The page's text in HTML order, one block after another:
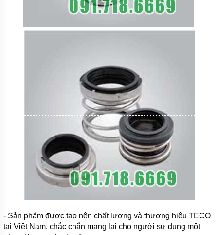
- Sản phẩm được tạo nên chất lượng và thương hiệu TECO
tại Việt Nam, chắc chắn mang lại cho người sử dụng một